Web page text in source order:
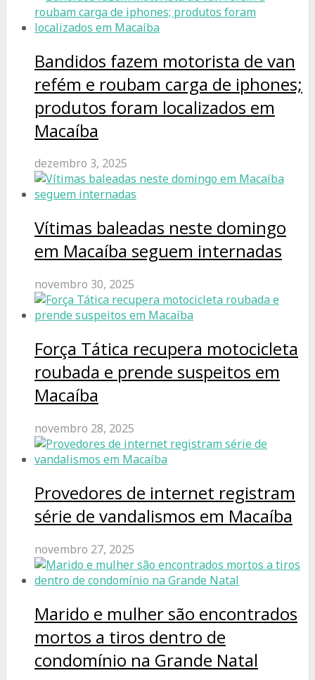
Bandidos fazem motorista de van
refém e roubam carga de iphones;
produtos foram localizados em
Macaíba
dezembro 3, 2025
Vítimas baleadas neste domingo
em Macaíba seguem internadas
novembro 30, 2025
Força Tática recupera motocicleta
roubada e prende suspeitos em
Macaíba
novembro 28, 2025
Provedores de internet registram
série de vandalismos em Macaíba
novembro 27, 2025
Marido e mulher são encontrados
mortos a tiros dentro de
condomínio na Grande Natal